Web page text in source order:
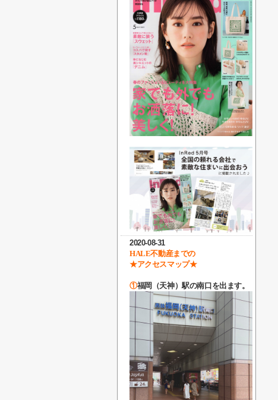
2020-08-31
HALE不動産までの
★アクセスマップ★
①福岡（天神）駅の南口を出ます。